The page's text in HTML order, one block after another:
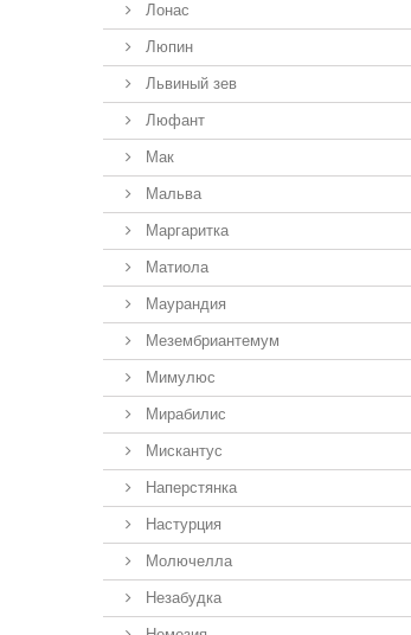
Лонас
Люпин
Львиный зев
Люфант
Мак
Мальва
Маргаритка
Матиола
Маурандия
Мезембриантемум
Мимулюс
Мирабилис
Мискантус
Наперстянка
Настурция
Молючелла
Незабудка